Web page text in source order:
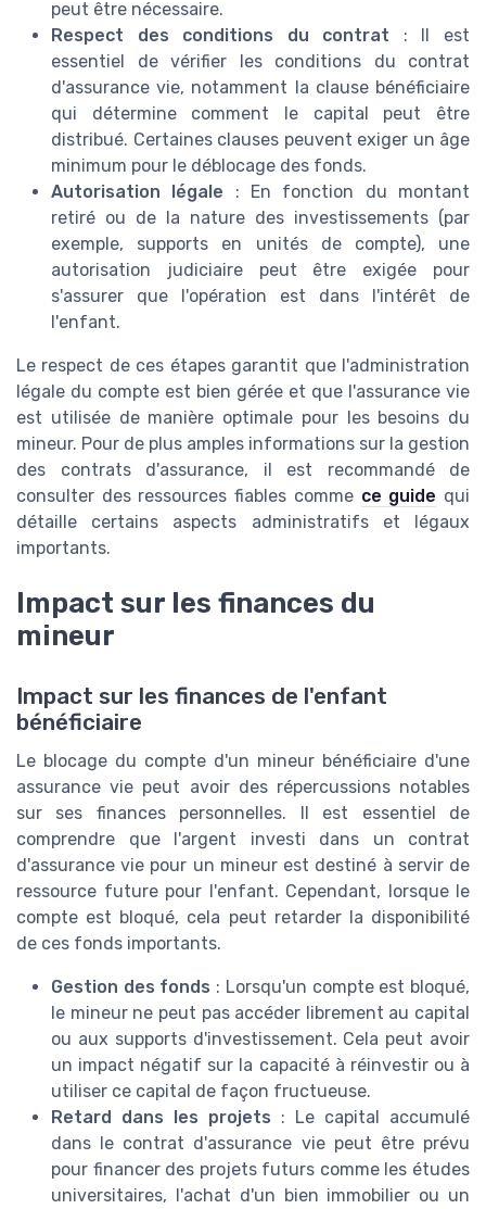
peut être nécessaire.
Respect des conditions du contrat : Il est
essentiel de vérifier les conditions du contrat
d'assurance vie, notamment la clause bénéficiaire
qui détermine comment le capital peut être
distribué. Certaines clauses peuvent exiger un âge
minimum pour le déblocage des fonds.
Autorisation légale : En fonction du montant
retiré ou de la nature des investissements (par
exemple, supports en unités de compte), une
autorisation judiciaire peut être exigée pour
s'assurer que l'opération est dans l'intérêt de
l'enfant.
Le respect de ces étapes garantit que l'administration
légale du compte est bien gérée et que l'assurance vie
est utilisée de manière optimale pour les besoins du
mineur. Pour de plus amples informations sur la gestion
des contrats d'assurance, il est recommandé de
consulter des ressources fiables comme ce guide qui
détaille certains aspects administratifs et légaux
importants.
Impact sur les finances du
mineur
Impact sur les finances de l'enfant
bénéficiaire
Le blocage du compte d'un mineur bénéficiaire d'une
assurance vie peut avoir des répercussions notables
sur ses finances personnelles. Il est essentiel de
comprendre que l'argent investi dans un contrat
d'assurance vie pour un mineur est destiné à servir de
ressource future pour l'enfant. Cependant, lorsque le
compte est bloqué, cela peut retarder la disponibilité
de ces fonds importants.
Gestion des fonds : Lorsqu'un compte est bloqué,
le mineur ne peut pas accéder librement au capital
ou aux supports d'investissement. Cela peut avoir
un impact négatif sur la capacité à réinvestir ou à
utiliser ce capital de façon fructueuse.
Retard dans les projets : Le capital accumulé
dans le contrat d'assurance vie peut être prévu
pour financer des projets futurs comme les études
universitaires, l'achat d'un bien immobilier ou un